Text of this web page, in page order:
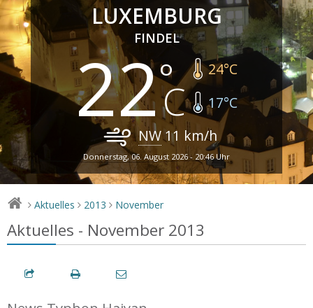
LUXEMBURG
FINDEL
22 24°C
17°C
NW11 km/h
Donnerstag, 06. August 2026 - 20:46 Uhr
> Aktuelles > 2013 > November
Aktuelles - November 2013